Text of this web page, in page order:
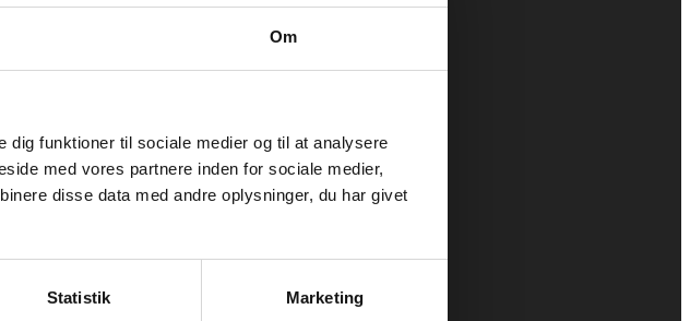
Om
funktioner til sociale medier og til at analysere
med vores partnere inden for sociale medier,
disse data med andre oplysninger, du har givet
Statistik Marketing